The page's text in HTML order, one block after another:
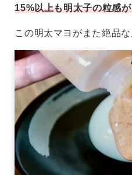
15%以上も明太子の粒感
この明太マヨがまた絶品な